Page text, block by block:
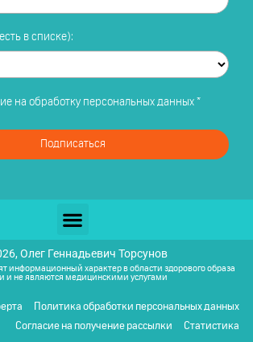
в списке):
на обработку персональных данных*
Подписаться
Олег Геннадьевич Торсунов
информационный характер в области здорового образа
и не являются медицинскими услугами
Политика обработки персональных данных
Согласие на получение рассылки
Статистика